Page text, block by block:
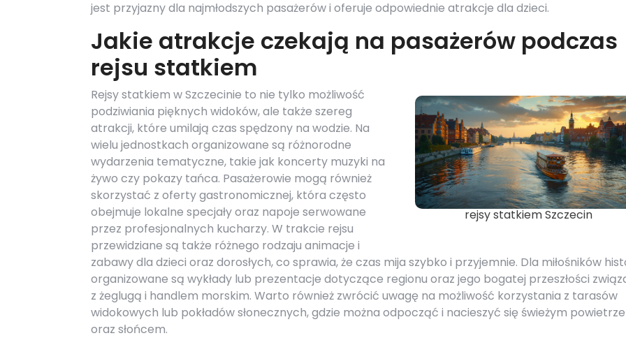
jest przyjazny dla najmłodszych pasażerów i oferuje odpowiednie atrakcje dla dzieci.
Jakie atrakcje czekają na pasażerów podczas
rejsu statkiem
rejsy statkiem Szczecin
Rejsy statkiem w Szczecinie to nie tylko możliwość
podziwiania pięknych widoków, ale także szereg
atrakcji, które umilają czas spędzony na wodzie. Na
wielu jednostkach organizowane są różnorodne
wydarzenia tematyczne, takie jak koncerty muzyki na
żywo czy pokazy tańca. Pasażerowie mogą również
skorzystać z oferty gastronomicznej, która często
obejmuje lokalne specjały oraz napoje serwowane
przez profesjonalnych kucharzy. W trakcie rejsu
przewidziane są także różnego rodzaju animacje i
zabawy dla dzieci oraz dorosłych, co sprawia, że czas mija szybko i przyjemnie. Dla miłośników
organizowane są wykłady lub prezentacje dotyczące regionu oraz jego bogatej przeszłości
z żeglugą i handlem morskim. Warto również zwrócić uwagę na możliwość korzystania z tarasów
widokowych lub pokładów słonecznych, gdzie można odpocząć i nacieszyć się świeżym
oraz słońcem.